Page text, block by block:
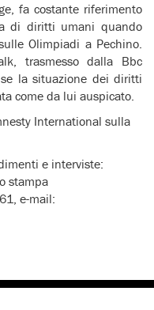
fa costante riferimento
di diritti umani quando
Olimpiadi a Pechino.
trasmesso dalla Bbc
la situazione dei diritti
come da lui auspicato.
International sulla
e interviste:
stampa
e-mail: